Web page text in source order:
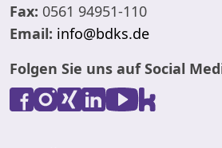
Fax: 0561 94951-110
Email: info@bdks.de
Folgen Sie uns auf Social